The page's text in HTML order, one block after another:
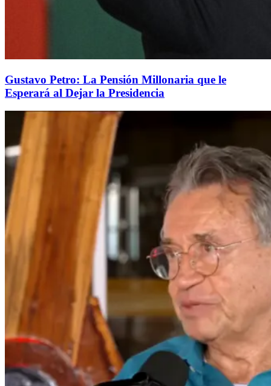
Gustavo Petro: La Pensión Millonaria que le
Esperará al Dejar la Presidencia